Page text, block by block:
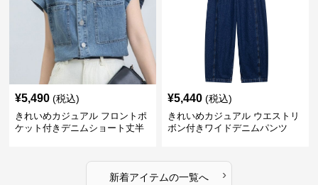
¥5,490 (税込)
きれいめカジュアル フロントポ
ケット付きデニムショート丈半
¥5,440 (税込)
きれいめカジュアル ウエストリ
ボン付きワイドデニムパンツ
新着アイテムの一覧へ ›